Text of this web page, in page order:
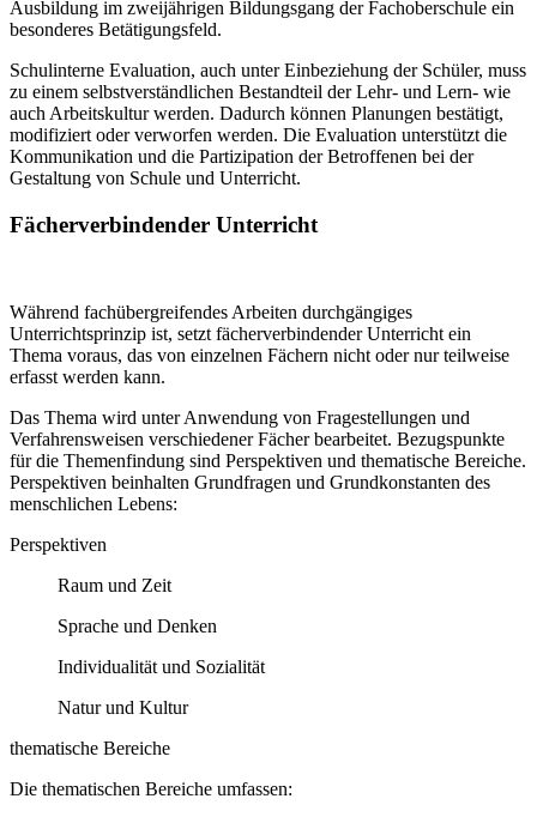
Ausbildung im zweijährigen Bildungsgang der Fachoberschule ein
besonderes Betätigungsfeld.
Schulinterne Evaluation, auch unter Einbeziehung der Schüler, muss
zu einem selbstverständlichen Bestandteil der Lehr- und Lern- wie
auch Arbeitskultur werden. Dadurch können Planungen bestätigt,
modifiziert oder verworfen werden. Die Evaluation unterstützt die
Kommunikation und die Partizipation der Betroffenen bei der
Gestaltung von Schule und Unterricht.
Fächerverbindender Unterricht
Während fachübergreifendes Arbeiten durchgängiges
Unterrichtsprinzip ist, setzt fächerverbindender Unterricht ein
Thema voraus, das von einzelnen Fächern nicht oder nur teilweise
erfasst werden kann.
Das Thema wird unter Anwendung von Fragestellungen und
Verfahrensweisen verschiedener Fächer bearbeitet. Bezugspunkte
für die Themenfindung sind Perspektiven und thematische Bereiche.
Perspektiven beinhalten Grundfragen und Grundkonstanten des
menschlichen Lebens:
Perspektiven
Raum und Zeit
Sprache und Denken
Individualität und Sozialität
Natur und Kultur
thematische Bereiche
Die thematischen Bereiche umfassen: